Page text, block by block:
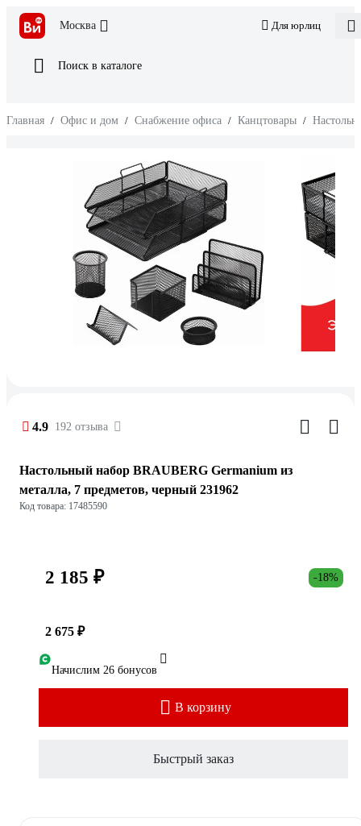
Москва Для юрлиц
Поиск в каталоге
Главная / Офис и дом / Снабжение офиса / Канцтовары /
4.9 192 отзыва
Настольный набор BRAUBERG Germanium из
металла, 7 предметов, черный 231962
Код товара: 17485590
2 185 ₽ -18%
2 675 ₽
Начислим 26 бонусов
В корзину
Быстрый заказ